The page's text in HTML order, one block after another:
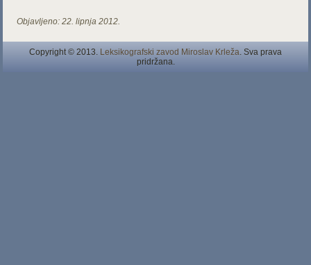
Objavljeno: 22. lipnja 2012.
Copyright © 2013. Leksikografski zavod Miroslav Krleža. Sva prava
pridržana.